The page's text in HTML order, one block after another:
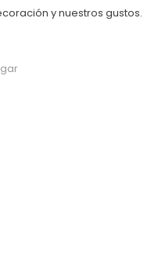
y nuestros gustos.